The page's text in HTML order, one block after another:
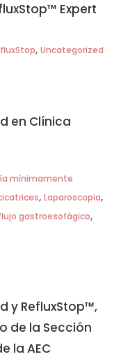
Expert
,Uncategorized
en Clínica
mínimamente
,Laparoscopia,
gastroesofágico,
y RefluxStop™,
de la Sección
la AEC